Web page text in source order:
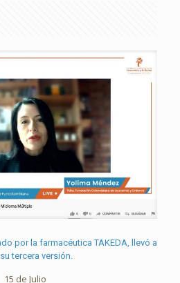
por la farmacéutica TAKEDA, llevó a
tercera versión.
15 de Julio